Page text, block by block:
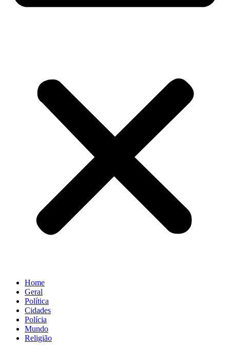
Home
Geral
Política
Cidades
Polícia
Mundo
Religião